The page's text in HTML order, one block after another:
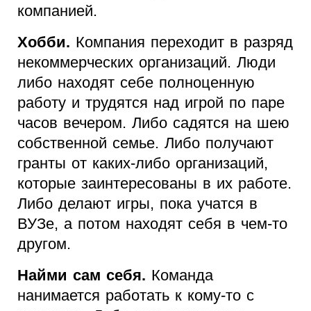
компанией.
Хобби. Компания переходит в разряд
некоммерческих организаций. Люди
либо находят себе полноценную
работу и трудятся над игрой по паре
часов вечером. Либо садятся на шею
собственной семье. Либо получают
гранты от каких-либо организаций,
которые заинтересованы в их работе.
Либо делают игры, пока учатся в
ВУЗе, а потом находят себя в чем-то
другом.
Найми сам себя. Команда
нанимается работать к кому-то с